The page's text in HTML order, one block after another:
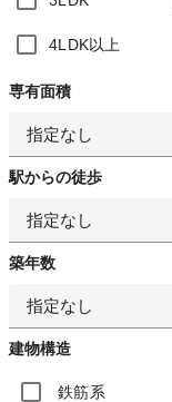
4LDK以上
専有面積
指定なし
駅からの徒歩
指定なし
築年数
指定なし
建物構造
鉄筋系